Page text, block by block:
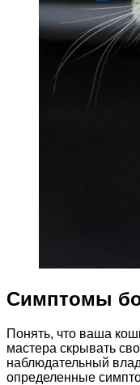
Симптомы
Понять, что ваша
мастера скрывать
наблюдательный
определенные